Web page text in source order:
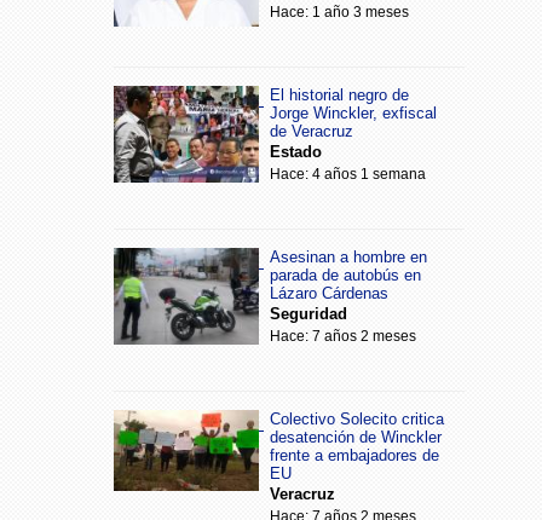
Hace: 1 año 3 meses
El historial negro de
Jorge Winckler, exfiscal
de Veracruz
Estado
Hace: 4 años 1 semana
Asesinan a hombre en
parada de autobús en
Lázaro Cárdenas
Seguridad
Hace: 7 años 2 meses
Colectivo Solecito critica
desatención de Winckler
frente a embajadores de
EU
Veracruz
Hace: 7 años 2 meses